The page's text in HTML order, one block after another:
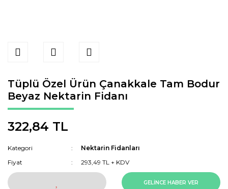
Tüplü Özel Ürün Çanakkale Tam Bodur
Beyaz Nektarin Fidanı
322,84 TL
Kategori
Nektarin Fidanları
Fiyat
293,49 TL + KDV
GELİNCE HABER VER